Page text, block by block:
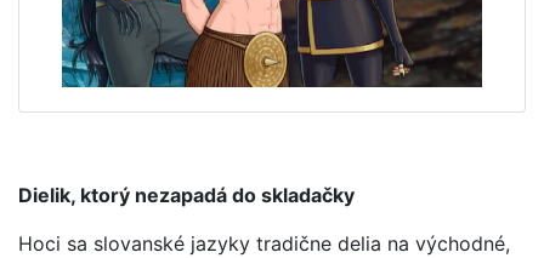
Dielik, ktorý nezapadá do skladačky
Hoci sa slovanské jazyky tradične delia na východné,